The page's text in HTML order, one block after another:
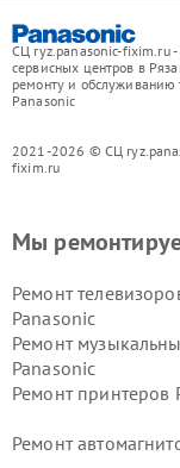
СЦ ryz.panasonic-fixim.ru -
сервисных центров в
ремонту и обслуживанию
Panasonic
2021-2026 © СЦ
fixim.ru
Мы
Ремонт
Panasonic
Ремонт
Panasonic
Ремонт принтеров
Ремонт